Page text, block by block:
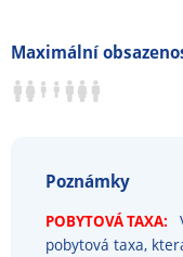
Maximální
Poznámky
POBYTOVÁ TAXA:
pobytová taxa,